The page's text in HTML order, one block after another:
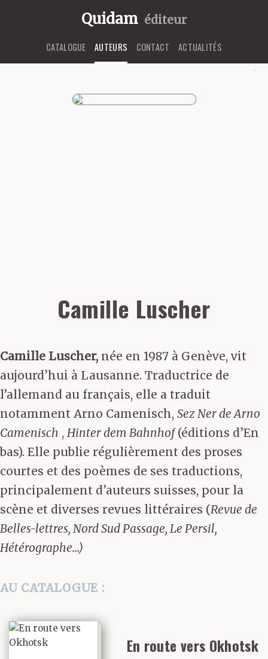
Quidam éditeur
CATALOGUE AUTEURS CONTACT ACTUALITÉS
Camille Luscher
Camille Luscher, née en 1987 à Genève, vit
aujourd’hui à Lausanne. Traductrice de
l’allemand au français, elle a traduit
notamment Arno Camenisch, Sez Ner de Arno
Camenisch , Hinter dem Bahnhof(éditions d’En
bas). Elle publie régulièrement des proses
courtes et des poèmes de ses traductions,
principalement d’auteurs suisses, pour la
scène et diverses revues littéraires (Revue de
Belles-lettres, Nord Sud Passage, Le Persil,
Hétérographe…)
AU CATALOGUE :
En route vers Okhotsk